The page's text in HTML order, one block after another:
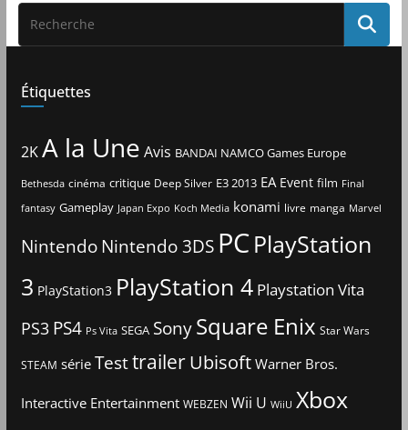
Étiquettes
2KA la Une Avis BANDAI NAMCO Games Europe
Bethesda cinéma critique Deep Silver E3 2013 EA Event film Final
fantasy Gameplay Japan Expo Koch Media konami livre manga Marvel
Nintendo Nintendo 3DS PCPlayStation
3 PlayStation3 PlayStation 4 Playstation Vita
PS3 PS4 Ps Vita SEGA Sony Square Enix Star Wars
STEAM série TesttrailerUbisoftWarner Bros.
Interactive Entertainment WEBZEN Wii U WiiU Xbox